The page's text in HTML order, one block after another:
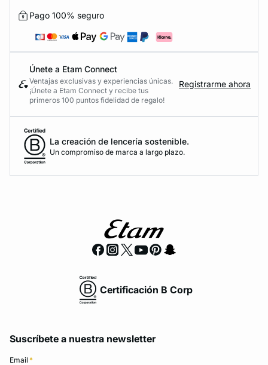
Pago 100% seguro
Únete a Etam Connect
Ventajas exclusivas y experiencias únicas.
¡Únete a Etam Connect y recibe tus
primeros 100 puntos fidelidad de regalo!
Registrarme ahora
La creación de lencería sostenible.
Un compromiso de marca a largo plazo.
Certificación B Corp
Suscríbete a nuestra newsletter
Email *